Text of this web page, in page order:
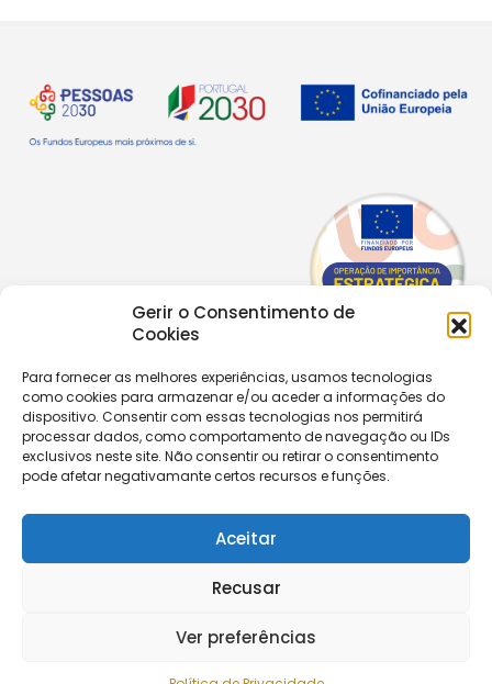
Gerir o Consentimento de
Cookies
Para fornecer as melhores experiências, usamos tecnologias
como cookies para armazenar e/ou aceder a informações do
dispositivo. Consentir com essas tecnologias nos permitirá
processar dados, como comportamento de navegação ou IDs
exclusivos neste site. Não consentir ou retirar o consentimento
pode afetar negativamante certos recursos e funções.
Aceitar
Recusar
Ver preferências
Copyright © 2026 |Equipa de Comunicação Digital
Política de Privacidade| PPPDPAECM|PPRCIC
CONTACTOS
Segue-nos